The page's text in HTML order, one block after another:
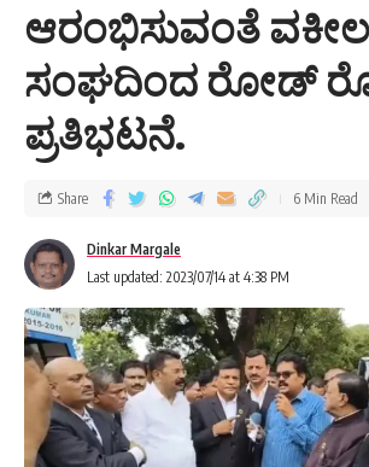
ಆರಂಭಿಸುವಂತೆ
ಸಂಘದಿಂದ ರೋಡ್
ಪ್ರತಿಭಟನೆ.
Last updated: 2023/07/14 at 4:38 PM
Dinkar Margale
Share 6 Min Read